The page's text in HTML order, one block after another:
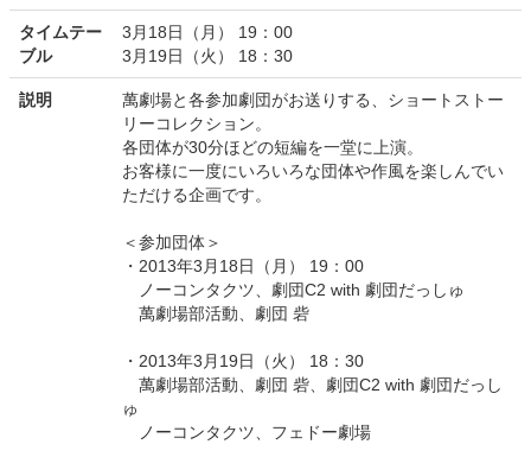
タイムテー
ブル
3月18日（月） 19：00
3月19日（火） 18：30
説明
萬劇場と各参加劇団がお送りする、ショートストー
リーコレクション。
各団体が30分ほどの短編を一堂に上演。
お客様に一度にいろいろな団体や作風を楽しんでい
ただける企画です。
＜参加団体＞
・2013年3月18日（月） 19：00
ノーコンタクツ、劇団C2 with 劇団だっしゅ
萬劇場部活動、劇団 砦
・2013年3月19日（火） 18：30
萬劇場部活動、劇団 砦、劇団C2 with 劇団だっし
ゅ
ノーコンタクツ、フェドー劇場